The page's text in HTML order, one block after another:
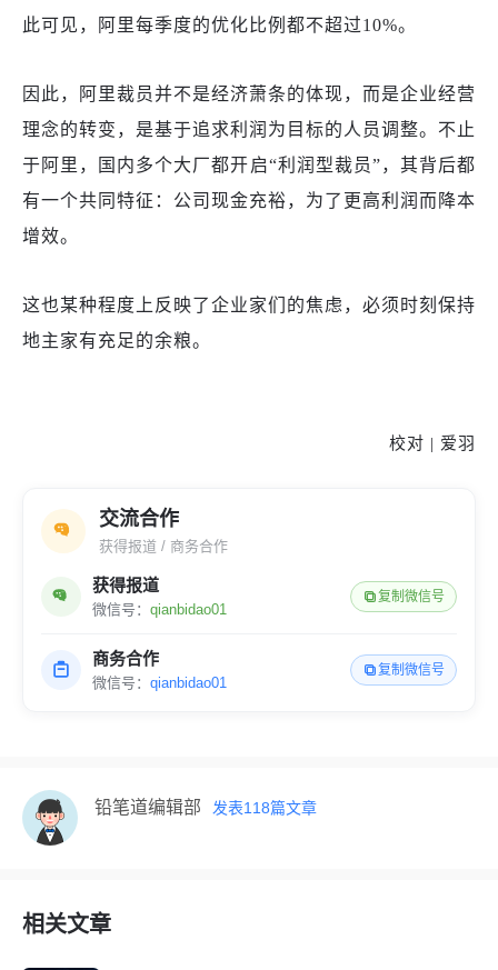
此可见，阿里每季度的优化比例都不超过10%。
因此，阿里裁员并不是经济萧条的体现，而是企业经营
理念的转变，是基于追求利润为目标的人员调整。不止
于阿里，国内多个大厂都开启“利润型裁员”，其背后都
有一个共同特征：公司现金充裕，为了更高利润而降本
增效。
这也某种程度上反映了企业家们的焦虑，必须时刻保持
地主家有充足的余粮。
校对 | 爱羽
交流合作
获得报道 / 商务合作
获得报道
微信号： qianbidao01
复制微信号
商务合作
微信号： qianbidao01
复制微信号
铅笔道编辑部 发表118篇文章
相关文章